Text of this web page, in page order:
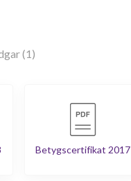
(1)
Betygscertifikat 2017